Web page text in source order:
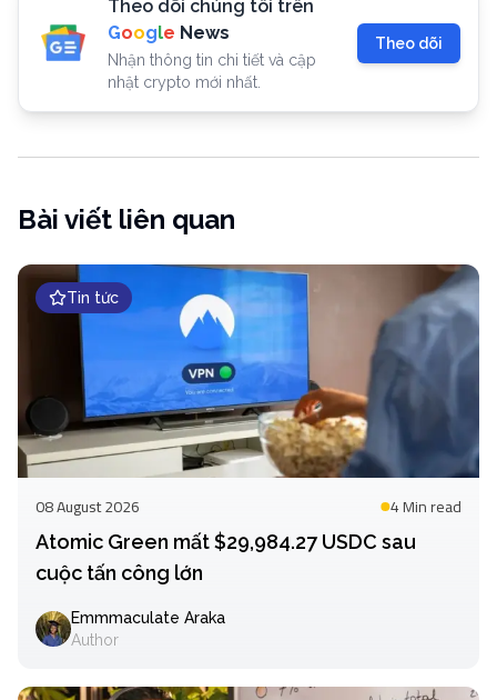
Theo dõi chúng tôi trên
Google News
Nhận thông tin chi tiết và cập
nhật crypto mới nhất.
Theo dõi
Bài viết liên quan
Tin tức
08 August 2026 4 Minread
Atomic Green mất $29,984.27 USDC sau
cuộc tấn công lớn
Emmmaculate Araka
Author